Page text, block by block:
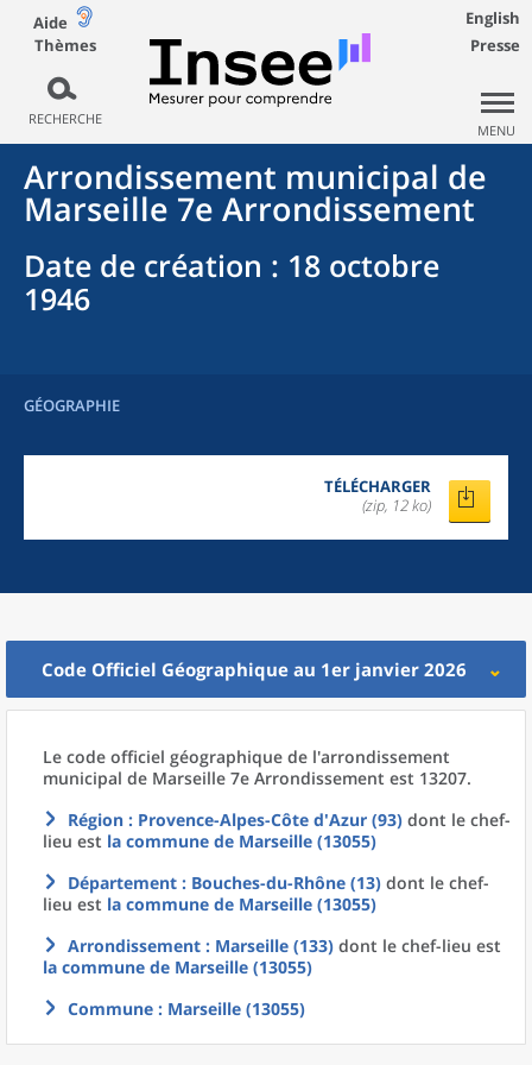
Aide
Thèmes
RECHERCHE
English
Presse
MENU
Arrondissement municipal de
Marseille 7e Arrondissement
Date de création : 18 octobre
1946
GÉOGRAPHIE
TÉLÉCHARGER
(zip, 12 ko)
Code Officiel Géographique au 1er janvier 2026
Le code officiel géographique de l'arrondissement
municipal de Marseille 7e Arrondissement est 13207.
Région : Provence-Alpes-Côte d'Azur (93) dont le chef-
lieu est la commune de Marseille (13055)
Département : Bouches-du-Rhône (13) dont le chef-
lieu est la commune de Marseille (13055)
Arrondissement : Marseille (133) dont le chef-lieu est
la commune de Marseille (13055)
Commune : Marseille (13055)